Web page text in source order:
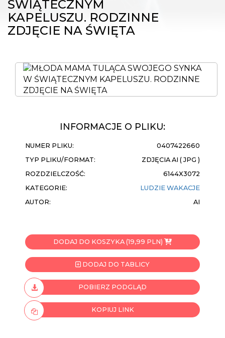
ŚWIĄTECZNYM
KAPELUSZU. RODZINNE
ZDJĘCIE NA ŚWIĘTA
INFORMACJE O PLIKU:
NUMER PLIKU:
0407422660
TYP PLIKU/FORMAT:
ZDJĘCIA AI ( JPG )
ROZDZIELCZOŚĆ:
6144X3072
KATEGORIE:
LUDZIE WAKACJE
AUTOR:
AI
DODAJ DO KOSZYKA (19,99 PLN)
DODAJ DO TABLICY
POBIERZ PODGLĄD
KOPIUJ LINK